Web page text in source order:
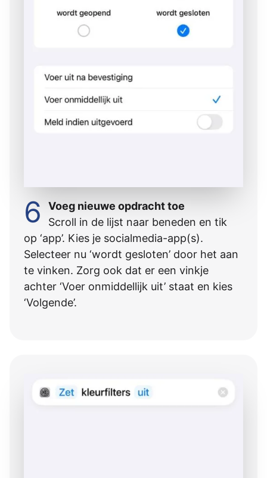
6
Voeg nieuwe opdracht toe
Scroll in de lijst naar beneden en tik
op ‘app’. Kies je socialmedia-app(s).
Selecteer nu ‘wordt gesloten’ door het aan
te vinken. Zorg ook dat er een vinkje
achter ‘Voer onmiddellijk uit’ staat en kies
‘Volgende’.